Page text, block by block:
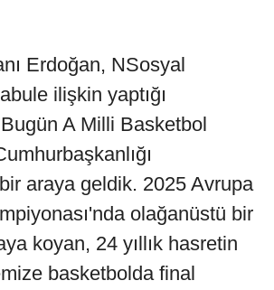
Erdoğan, NSosyal
ilişkin yaptığı
A Milli Basketbol
araya geldik. 2025 Avrupa
olağanüstü bir
koyan, 24 yıllık hasretin
basketbolda final